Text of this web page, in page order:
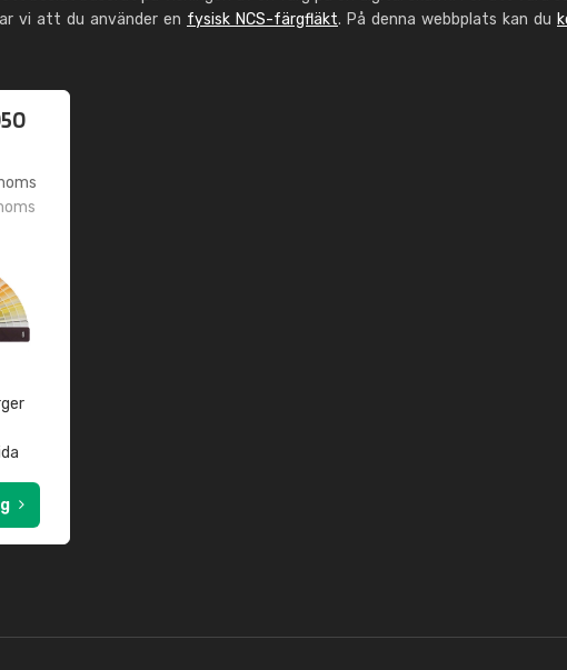
vi att du använder en fysisk NCS-färgfläkt. På denna webbplats kan du